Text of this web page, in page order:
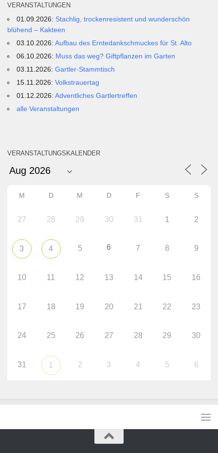
VERANSTALTUNGEN
01.09.2026: Stachlig, trockenresistent und wunderschön
blühend – Kakteen
03.10.2026:Aufbau des Erntedankschmuckes für St. Alto
06.10.2026: Muss das weg? Giftpflanzen im Garten
03.11.2026:Gartler-Stammtisch
15.11.2026:Volkstrauertag
01.12.2026:Adventliches Gartlertreffen
alle Veranstaltungen
VERANSTALTUNGSKALENDER
M D M D F S S
27 28 29 30 31 1 2
3 4 5 6 7 8 9
10 11 12 13 14 15 16
17 18 19 20 21 22 23
24 25 26 27 28 29 30
31 1 2 3 4 5 6